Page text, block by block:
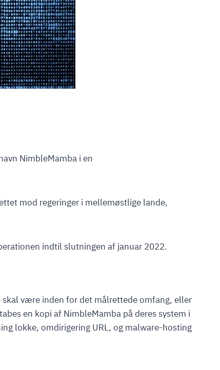
NimbleMamba i en
mod regeringer i mellemøstlige lande,
indtil slutningen af januar 2022.
være inden for det målrettede omfang, eller
en kopi af NimbleMamba på deres system i
lokke, omdirigering URL, og malware-hosting